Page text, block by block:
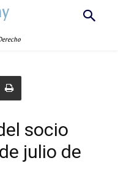
socio
julio de